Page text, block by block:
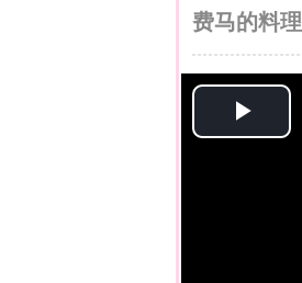
费马的料理